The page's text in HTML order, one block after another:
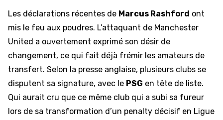
Les déclarations récentes de Marcus Rashford ont
mis le feu aux poudres. L’attaquant de Manchester
United a ouvertement exprimé son désir de
changement, ce qui fait déjà frémir les amateurs de
transfert. Selon la presse anglaise, plusieurs clubs se
disputent sa signature, avec le PSG en tête de liste.
Qui aurait cru que ce même club qui a subi sa fureur
lors de sa transformation d’un penalty décisif en Ligue